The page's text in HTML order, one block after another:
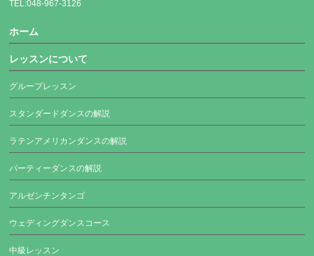
TEL:048-967-3126
ホーム
レッスンについて
グループレッスン
スタンダードダンスの解説
ラテンアメリカンダンスの解説
パーティーダンスの解説
アルゼンチンタンゴ
ウェディングダンスコース
中級レッスン